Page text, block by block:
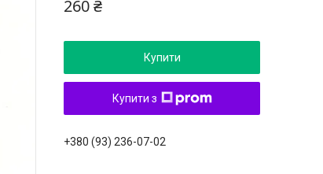
260 ₴
Купити
Купити з
+380 (93) 236-07-02